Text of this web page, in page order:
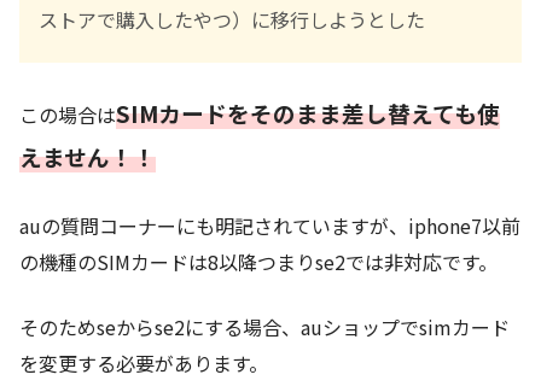
ストアで購入したやつ）に移行しようとした
この場合はSIMカードをそのまま差し替えても使
えません！！
auの質問コーナーにも明記されていますが、iphone7以前
の機種のSIMカードは8以降つまりse2では非対応です。
そのためseからse2にする場合、auショップでsimカード
を変更する必要があります。